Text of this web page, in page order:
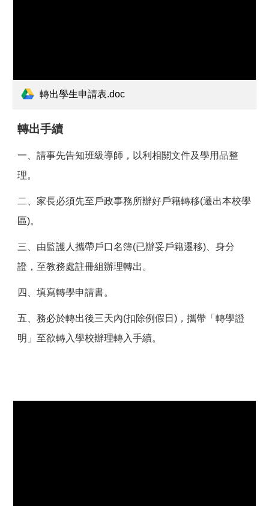
轉出學生申請表.doc
轉出手續
一、請事先告知班級導師，以利相關文件及學用品整
理。
二、家長必須先至戶政事務所辦好戶籍轉移(遷出本校學
區)。
三、由監護人攜帶戶口名簿(已辦妥戶籍遷移)、身分
證，至教務處註冊組辦理轉出。
四、填寫轉學申請書。
五、務必於轉出後三天內(扣除例假日)，攜帶「轉學證
明」至欲轉入學校辦理轉入手續。